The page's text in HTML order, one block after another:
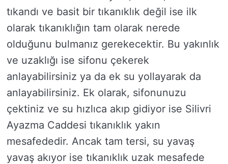
tıkandı ve basit bir tıkanıklık değil ise ilk
olarak tıkanıklığın tam olarak nerede
olduğunu bulmanız gerekecektir. Bu yakınlık
ve uzaklığı ise sifonu çekerek
anlayabilirsiniz ya da ek su yollayarak da
anlayabilirsiniz. Ek olarak, sifonunuzu
çektiniz ve su hızlıca akıp gidiyor ise Silivri
Ayazma Caddesi tıkanıklık yakın
mesafededir. Ancak tam tersi, su yavaş
yavaş akıyor ise tıkanıklık uzak mesafede